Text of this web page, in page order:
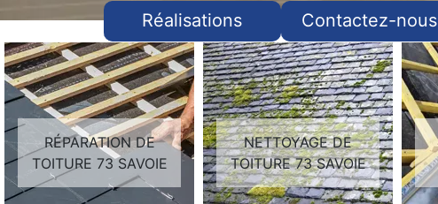
Réalisations Contactez-nous
RÉPARATION DE
TOITURE 73 SAVOIE
NETTOYAGE DE
TOITURE 73 SAVOIE